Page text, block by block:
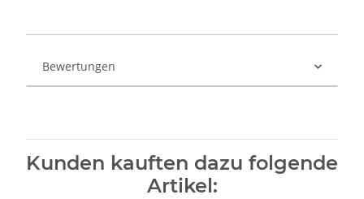
Bewertungen
Kunden kauften dazu folgende
Artikel: